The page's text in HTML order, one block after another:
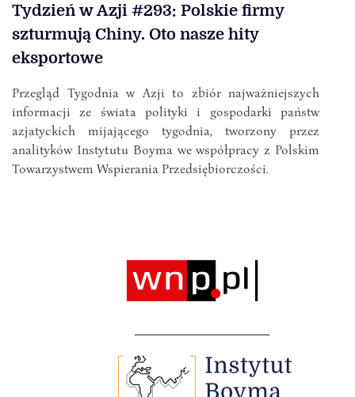
Tydzień w Azji #293: Polskie firmy
szturmują Chiny. Oto nasze hity
eksportowe
Przegląd Tygodnia w Azji to zbiór najważniejszych
informacji ze świata polityki i gospodarki państw
azjatyckich mijającego tygodnia, tworzony przez
analityków Instytutu Boyma we współpracy z Polskim
Towarzystwem Wspierania Przedsiębiorczości.